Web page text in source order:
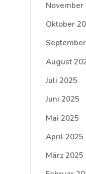
November
Oktober
August
Juli 2025
Juni 2025
Mai 2025
April 2025
März 2025